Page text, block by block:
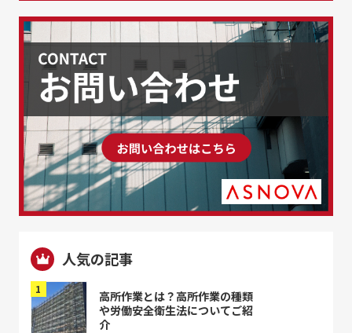
人気の記事
高所作業とは？高所作業の種類
や労働安全衛生法についてご紹
介